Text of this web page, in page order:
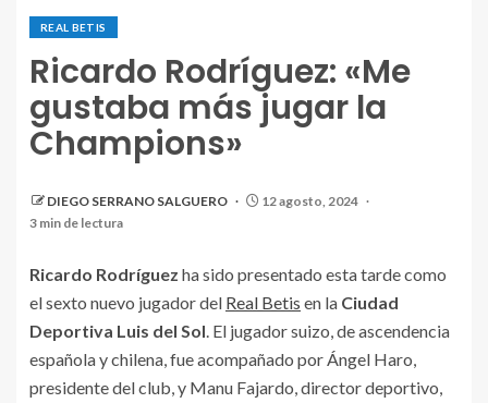
REAL BETIS
Ricardo Rodríguez: «Me
gustaba más jugar la
Champions»
DIEGO SERRANO SALGUERO
12 agosto, 2024
3 min de lectura
del Real Betis.
Ricardo Rodríguez ha sido presentado esta tarde como
el sexto nuevo jugador del Real Betis en la Ciudad
Deportiva Luis del Sol. El jugador suizo, de ascendencia
española y chilena, fue acompañado por Ángel Haro,
presidente del club, y Manu Fajardo, director deportivo,